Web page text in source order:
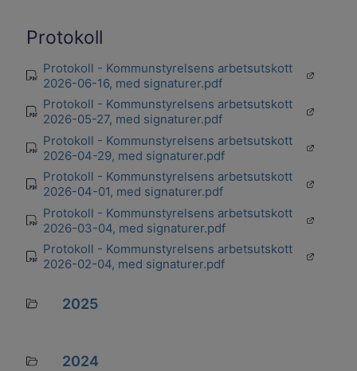
Protokoll
pdf
Protokoll - Kommunstyrelsens arbetsutskott
2026-06-16, med signaturer.pdf
Öppnas
pdf
Protokoll - Kommunstyrelsens arbetsutskott
2026-05-27, med signaturer.pdf
Öppnas
pdf
Protokoll - Kommunstyrelsens arbetsutskott
2026-04-29, med signaturer.pdf
Öppnas
pdf
Protokoll - Kommunstyrelsens arbetsutskott
2026-04-01, med signaturer.pdf
Öppnas
pdf
Protokoll - Kommunstyrelsens arbetsutskott
2026-03-04, med signaturer.pdf
Öppnas
pdf
Protokoll - Kommunstyrelsens arbetsutskott
2026-02-04, med signaturer.pdf
Öppnas
Mapp 2025
Mapp 2024